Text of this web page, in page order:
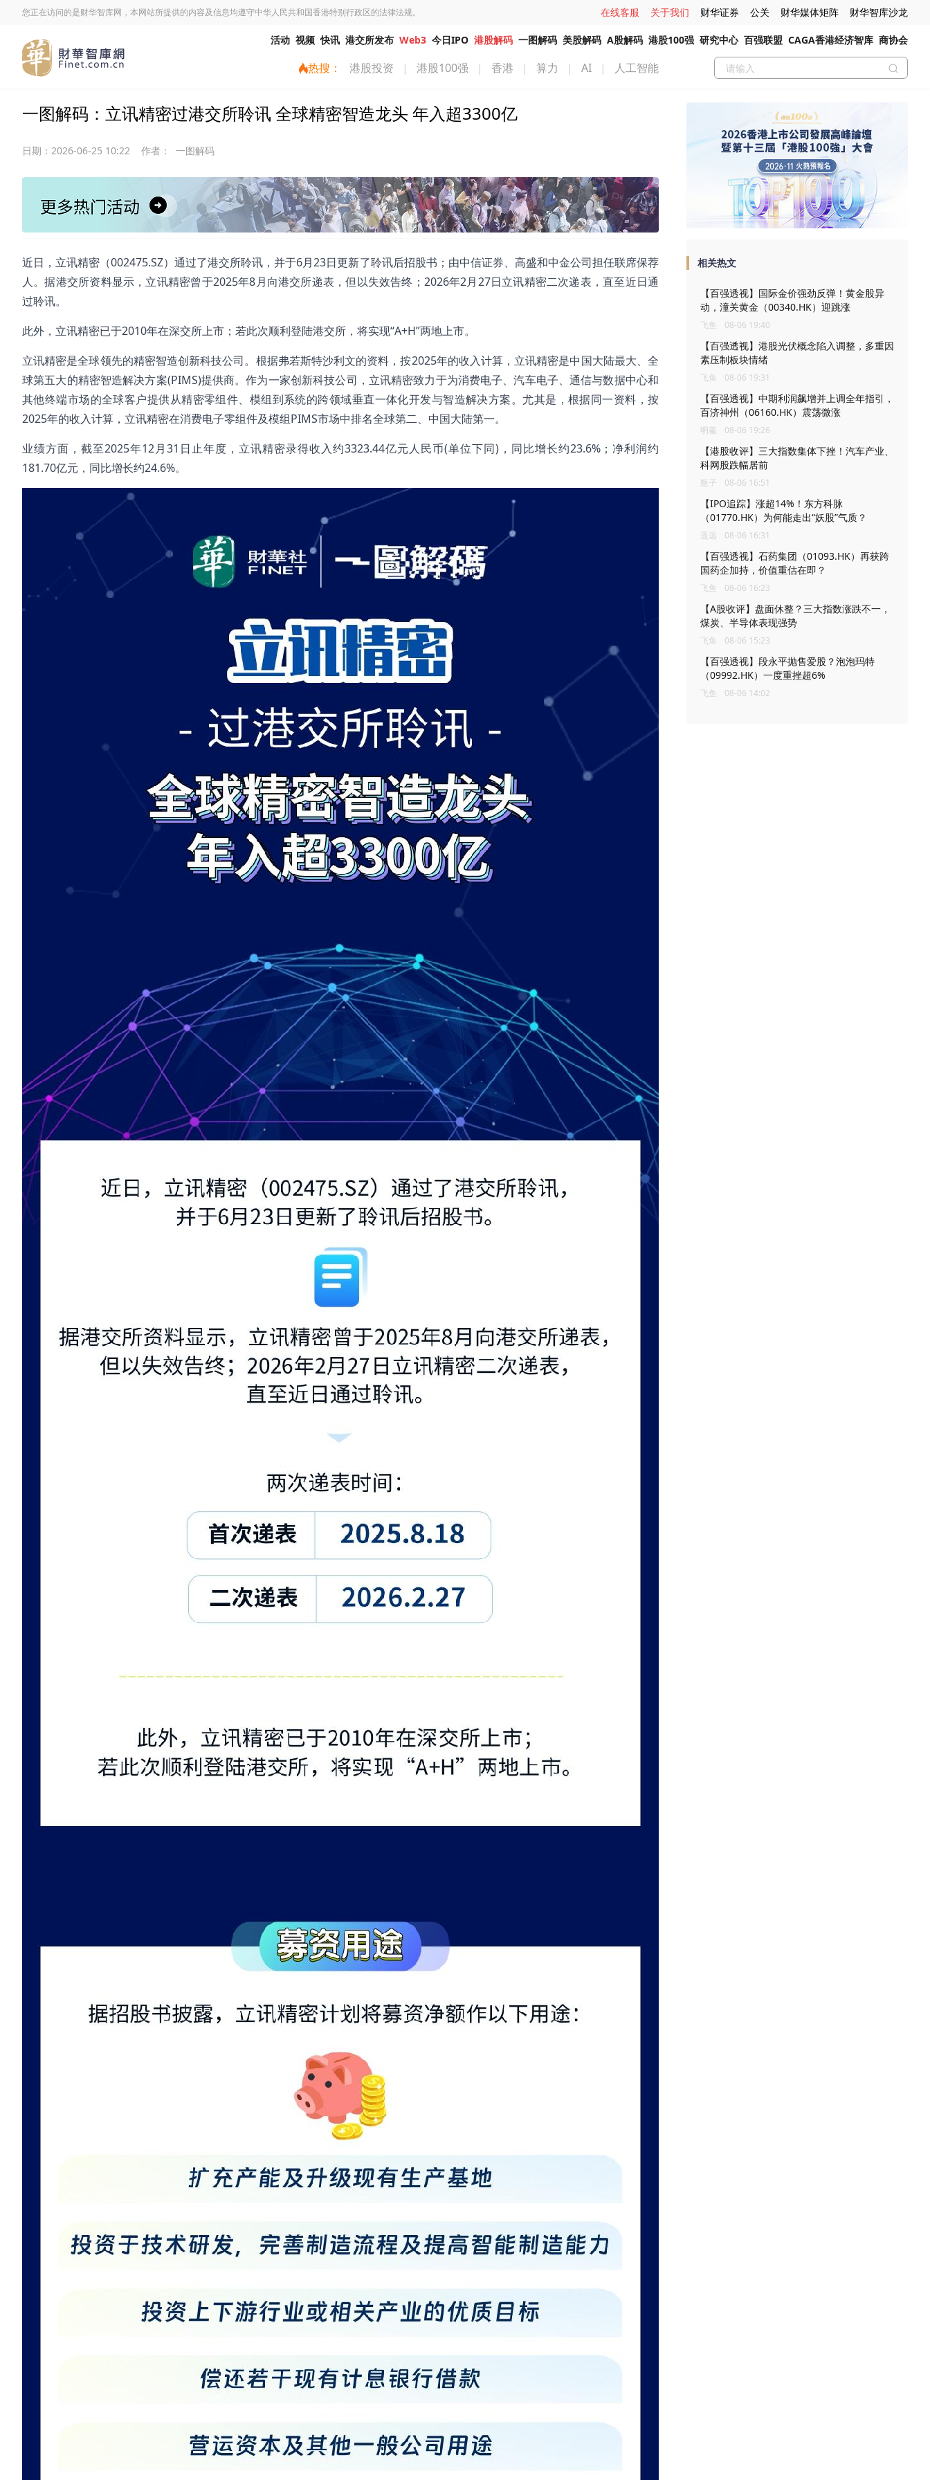
您正在访问的是财华智库网，本网站所提供的内容及信息均遵守中华人民共和国香港特别行政区的法律法规。 在线客服 关于我们 财华证券 公关 财华媒体矩阵 财华智库沙龙
活动 视频 快讯 港交所发布 Web3 今日IPO 港股解码 一图解码 美股解码 A股解码 港股100强 研究中心 百强联盟 CAGA香港经济智库 商协会
热搜： 港股投资 | 港股100强 | 香港 | 算力 | AI | 人工智能
一图解码：立讯精密过港交所聆讯 全球精密智造龙头 年入超3300亿
日期： 2026-06-25 10:22 作者： 一图解码
近日，立讯精密（002475.SZ）通过了港交所聆讯，并于6月23日更新了聆讯后招股书；由中信证券、高盛和中金公司担任联席保荐
人。据港交所资料显示，立讯精密曾于2025年8月向港交所递表，但以失效告终；2026年2月27日立讯精密二次递表，直至近日通
过聆讯。
此外，立讯精密已于2010年在深交所上市；若此次顺利登陆港交所，将实现“A+H”两地上市。
立讯精密是全球领先的精密智造创新科技公司。根据弗若斯特沙利文的资料，按2025年的收入计算，立讯精密是中国大陆最大、全
球第五大的精密智造解决方案(PIMS)提供商。作为一家创新科技公司，立讯精密致力于为消费电子、汽车电子、通信与数据中心和
其他终端市场的全球客户提供从精密零组件、模组到系统的跨领域垂直一体化开发与智造解决方案。尤其是，根据同一资料，按
2025年的收入计算，立讯精密在消费电子零组件及模组PIMS市场中排名全球第二、中国大陆第一。
业绩方面，截至2025年12月31日止年度，立讯精密录得收入约3323.44亿元人民币(单位下同)，同比增长约23.6%；净利润约
181.70亿元，同比增长约24.6%。
相关热文
【百强透视】国际金价强劲反弹！黄金股异
动，潼关黄金（00340.HK）迎跳涨
飞鱼 08-06 19:40
【百强透视】港股光伏概念陷入调整，多重因
素压制板块情绪
飞鱼 08-06 19:31
【百强透视】中期利润飙增并上调全年指引，
百济神州（06160.HK）震荡微涨
明羲 08-06 19:26
【港股收评】三大指数集体下挫！汽车产业、
科网股跌幅居前
瓶子 08-06 16:51
【IPO追踪】涨超14%！东方科脉
（01770.HK）为何能走出“妖股”气质？
遥远 08-06 16:31
【百强透视】石药集团（01093.HK）再获跨
国药企加持，价值重估在即？
飞鱼 08-06 16:23
【A股收评】盘面休整？三大指数涨跌不一，
煤炭、半导体表现强势
飞鱼 08-06 15:23
【百强透视】段永平抛售爱股？泡泡玛特
（09992.HK）一度重挫超6%
飞鱼 08-06 14:02